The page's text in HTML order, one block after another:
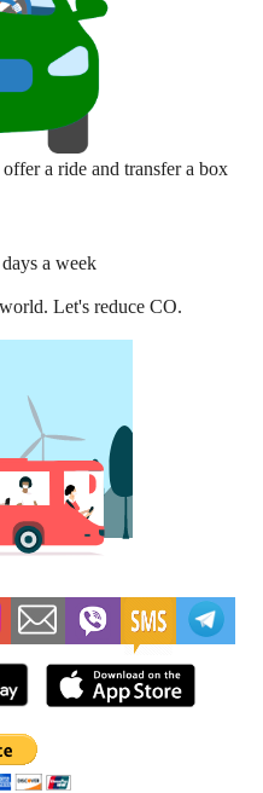
a ride and transfer a box
days a week
Let's reduce CO.